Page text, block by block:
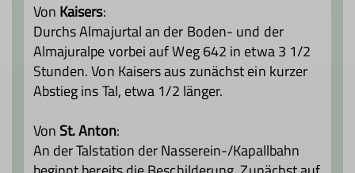
Von Kaisers:
Durchs Almajurtal an der Boden- und der
Almajuralpe vorbei auf Weg 642 in etwa 3 1/2
Stunden. Von Kaisers aus zunächst ein kurzer
Abstieg ins Tal, etwa 1/2 länger.
Von St. Anton:
An der Talstation der Nasserein-/Kapallbahn